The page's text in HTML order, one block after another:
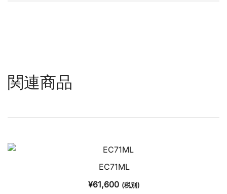
関連商品
EC71ML
¥61,600 (税別)